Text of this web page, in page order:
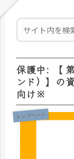
保護中: 【
ンド）】の
向け※
トップページ